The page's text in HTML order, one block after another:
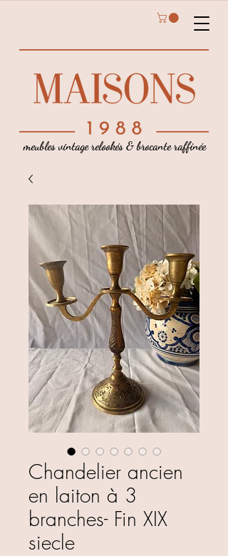
meubles vintage relookés & brocante raffinée
Chandelier ancien
en laiton à 3
branches- Fin XIX
siecle